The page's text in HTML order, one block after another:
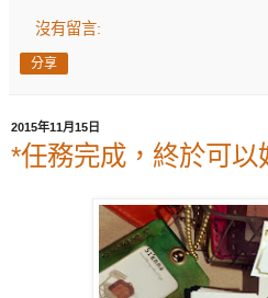
沒有留言:
分享
2015年11月15日
*任務完成，終於可以